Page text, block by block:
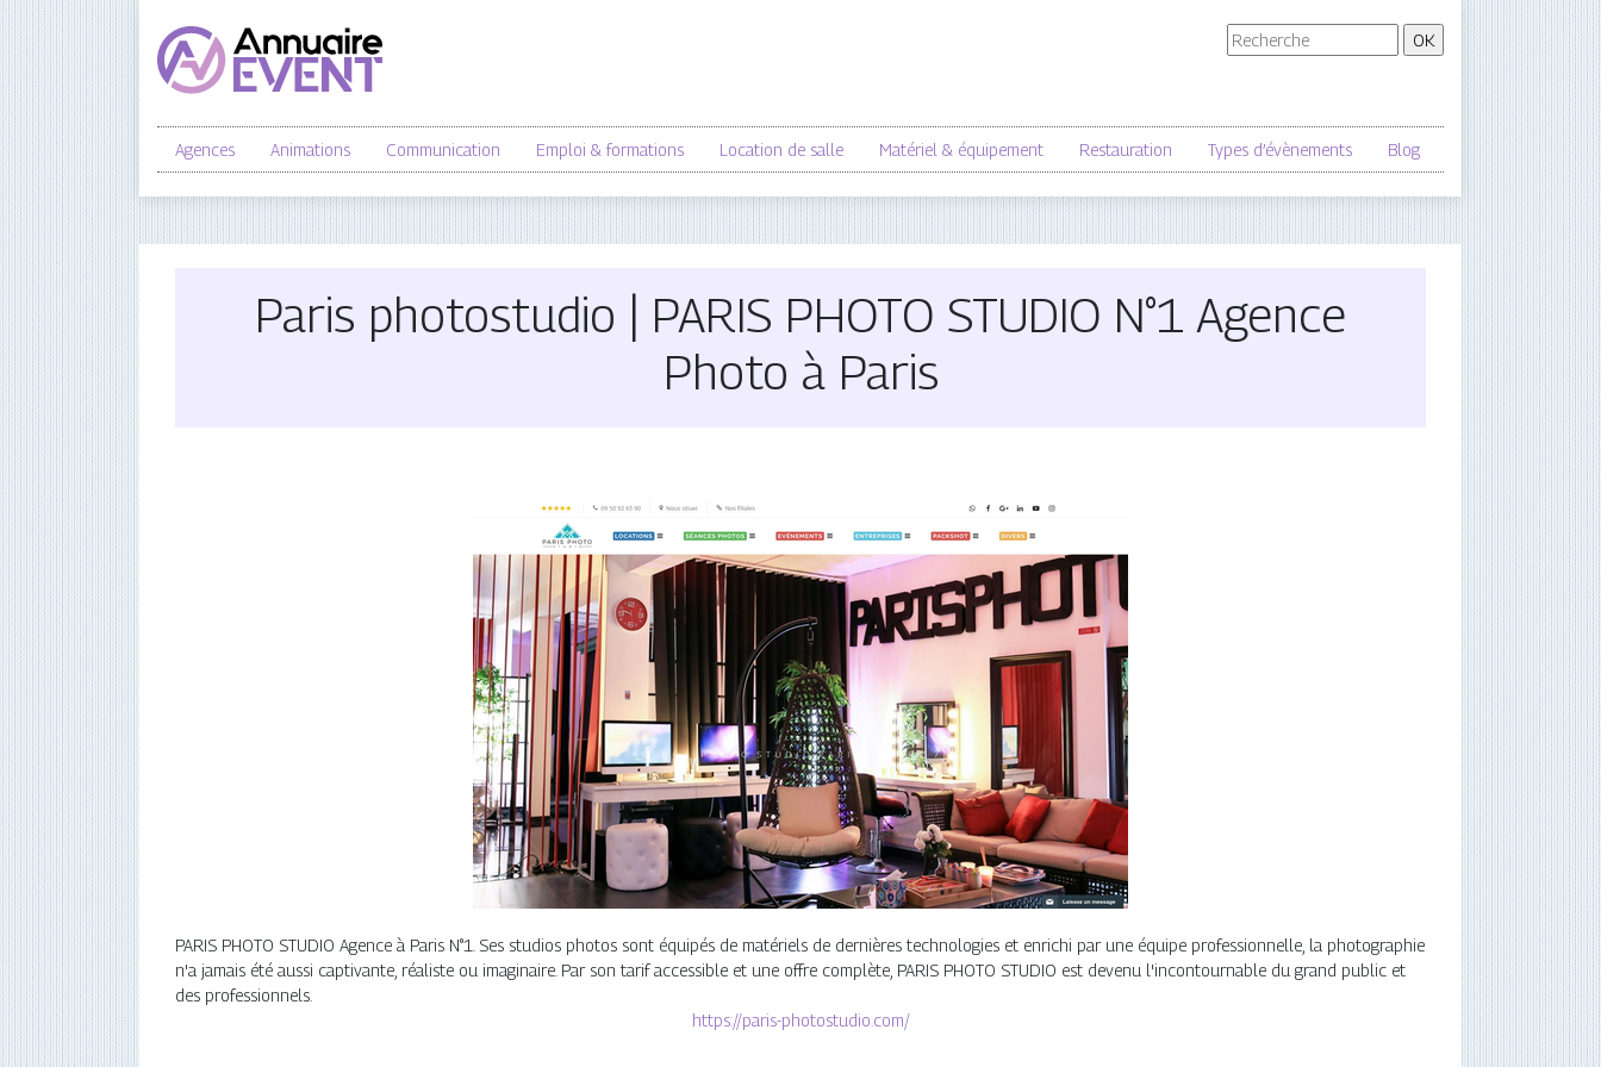
Agences Animations Communication Emploi & formations Location de salle Matériel & équipement Restauration Types d’évènements Blog
Paris photostudio | PARIS PHOTO STUDIO N°1 Agence
Photo à Paris
PARIS PHOTO STUDIO Agence à Paris N°1. Ses studios photos sont équipés de matériels de dernières technologies et enrichi par une équipe professionnelle, la photographie
n'a jamais été aussi captivante, réaliste ou imaginaire. Par son tarif accessible et une offre complète, PARIS PHOTO STUDIO est devenu l'incontournable du grand public et
des professionnels.
https://paris-photostudio.com/